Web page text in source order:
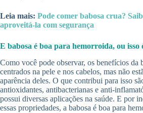
Leia mais: Pode comer babosa crua?
aproveitá-la com segurança
E babosa é boa para hemorroida, ou isso
Como você pode observar, os benefícios da
centrados na pele e nos cabelos, mas não
aparência deles. O que contribui para isso
antioxidantes, antibacterianas e anti-
possui diversas aplicações na saúde. E por
essas propriedades, a babosa é boa para